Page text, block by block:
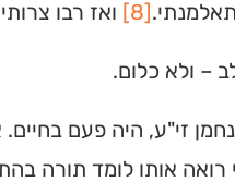
[8] ואז רבו
– ולא כלום.
זי"ע, היה פעם
רואה אותו לומד תורה